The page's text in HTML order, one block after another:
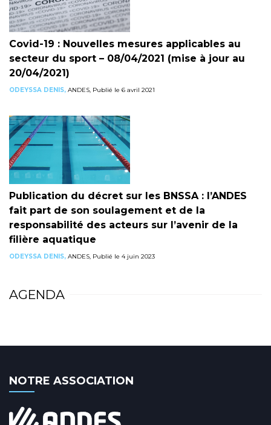
Covid-19 : Nouvelles mesures applicables au
secteur du sport – 08/04/2021 (mise à jour au
20/04/2021)
ODEYSSA DENIS, ANDES, Publié le 6 avril 2021
Publication du décret sur les BNSSA : l’ANDES
fait part de son soulagement et de la
responsabilité des acteurs sur l’avenir de la
filière aquatique
ODEYSSA DENIS, ANDES, Publié le 4 juin 2023
AGENDA
NOTRE ASSOCIATION